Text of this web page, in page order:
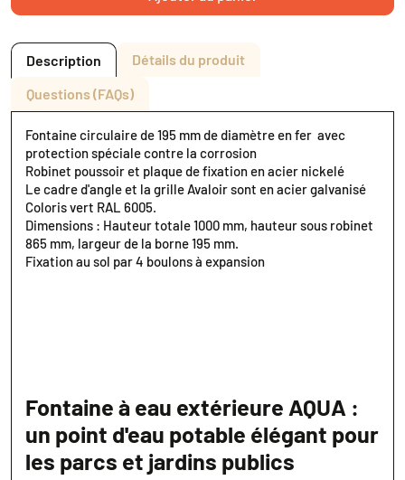
Description
Détails du produit
Questions (FAQs)
Fontaine circulaire de 195 mm de diamètre en fer avec
protection spéciale contre la corrosion
Robinet poussoir et plaque de fixation en acier nickelé
Le cadre d'angle et la grille Avaloir sont en acier galvanisé
Coloris vert RAL 6005.
Dimensions : Hauteur totale 1000 mm, hauteur sous robinet
865 mm, largeur de la borne 195 mm.
Fixation au sol par 4 boulons à expansion
Fontaine à eau extérieure AQUA :
un point d'eau potable élégant pour
les parcs et jardins publics